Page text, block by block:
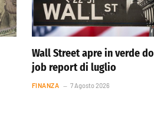
Wall Street apre in verde
job report di luglio
FINANZA 7 Agosto 2026